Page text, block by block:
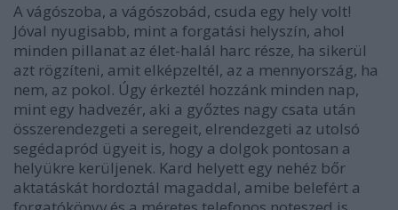
A vágószoba, a vágószobád, csuda egy hely volt!
Jóval nyugisabb, mint a forgatási helyszín, ahol
minden pillanat az élet-halál harc része, ha sikerül
azt rögzíteni, amit elképzeltél, az a mennyország, ha
nem, az pokol. Úgy érkeztél hozzánk minden nap,
mint egy hadvezér, aki a győztes nagy csata után
összerendezgeti a seregeit, elrendezgeti az utolsó
segédapród ügyeit is, hogy a dolgok pontosan a
helyükre kerüljenek. Kard helyett egy nehéz bőr
aktatáskát hordoztál magaddal, amibe belefért a